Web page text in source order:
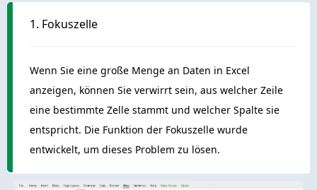
1. Fokuszelle
Wenn Sie eine große Menge an Daten in Excel
anzeigen, können Sie verwirrt sein, aus welcher Zeile
eine bestimmte Zelle stammt und welcher Spalte sie
entspricht. Die Funktion der Fokuszelle wurde
entwickelt, um dieses Problem zu lösen.